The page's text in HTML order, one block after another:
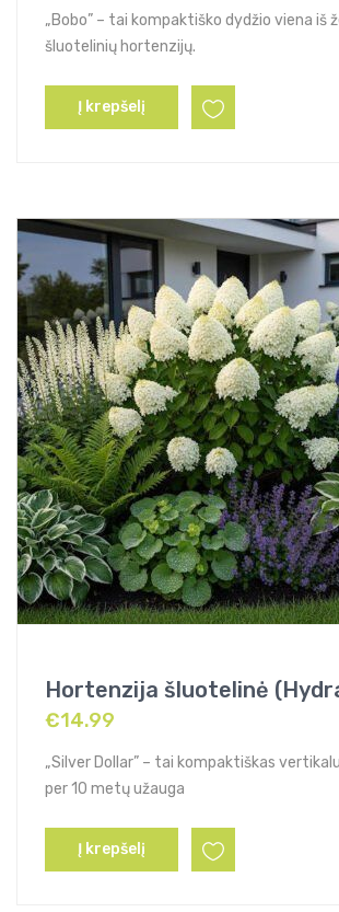
„Bobo” – tai kompaktiško dydžio viena iš
šluotelinių hortenzijų.
Į krepšelį
€14.99
„Silver Dollar” – tai kompaktiškas
per 10 metų užauga
Į krepšelį